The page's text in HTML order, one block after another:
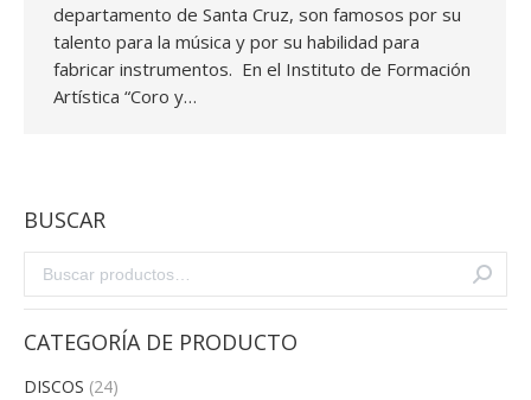
departamento de Santa Cruz, son famosos por su
talento para la música y por su habilidad para
fabricar instrumentos. En el Instituto de Formación
Artística “Coro y…
BUSCAR
CATEGORÍA DE PRODUCTO
DISCOS (24)